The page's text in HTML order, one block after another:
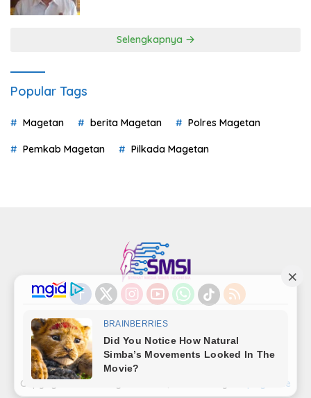
Selengkapnya
Popular Tags
Magetan berita Magetan Polres Magetan
Pemkab Magetan Pilkada Magetan
Indeks Kode Etik Privacy Policy
Redaksi
Disclaimer
Pedoman Media Siber
Kode Perilaku Perusahaan Pers
Copyright©LensaMagetan.com | Powered By
seopage.one